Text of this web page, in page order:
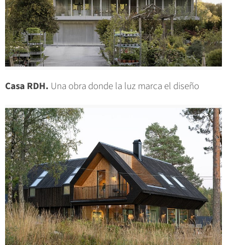
Casa RDH. Una obra donde la luz marca el diseño